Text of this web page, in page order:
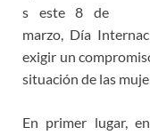
s este 8 de
marzo, Día
exigir un
situación de las
En primer lugar,